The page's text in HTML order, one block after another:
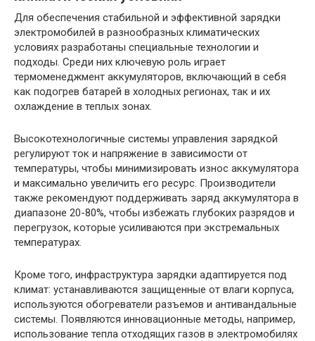
Для обеспечения стабильной и эффективной зарядки
электромобилей в разнообразных климатических
условиях разработаны специальные технологии и
подходы. Среди них ключевую роль играет
термоменеджмент аккумуляторов, включающий в себя
как подогрев батарей в холодных регионах, так и их
охлаждение в теплых зонах.
Высокотехнологичные системы управления зарядкой
регулируют ток и напряжение в зависимости от
температуры, чтобы минимизировать износ аккумулятора
и максимально увеличить его ресурс. Производители
также рекомендуют поддерживать заряд аккумулятора в
диапазоне 20-80%, чтобы избежать глубоких разрядов и
перегрузок, которые усиливаются при экстремальных
температурах.
Кроме того, инфраструктура зарядки адаптируется под
климат: устанавливаются защищенные от влаги корпуса,
используются обогреватели разъемов и антивандальные
системы. Появляются инновационные методы, например,
использование тепла отходящих газов в электромобилях